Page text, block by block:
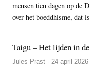
mensen tien dagen op de
over het boeddhisme, dat
Taigu – Het lijden in
Jules Prast - 24 april 2026